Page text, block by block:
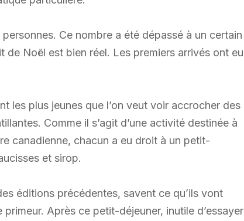
Ce nombre a été dépassé à un certain
de Noël est bien réel. Les premiers arrivés ont eu
les plus jeunes que l’on veut voir accrocher des
Comme il s’agit d’une activité destinée à
canadienne, chacun a eu droit à un petit-
et sirop.
éditions précédentes, savent ce qu’ils vont
Après ce petit-déjeuner, inutile d’essayer